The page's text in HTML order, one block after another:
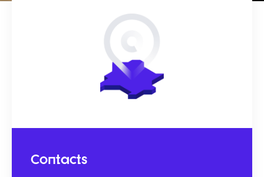
Contacts